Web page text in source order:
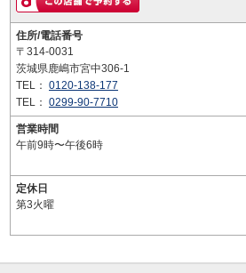
住所/電話番号
〒314-0031
茨城県鹿嶋市宮中306-1
TEL： 0120-138-177
TEL： 0299-90-7710
営業時間
午前9時〜午後6時
定休日
第3火曜